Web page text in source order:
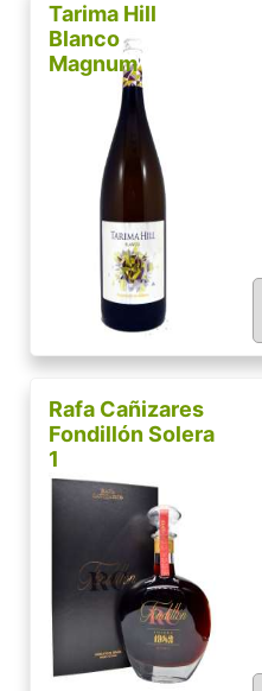
Tarima Hill
Blanco
Magnum
Rafa Cañizares
Fondillón Solera
1